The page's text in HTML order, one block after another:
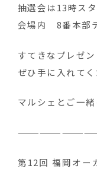
抽選会は13時スタ
会場内 8番本部
すてきなプレゼン
ぜひ手に入れて
マルシェとご一
第12回 福岡オー